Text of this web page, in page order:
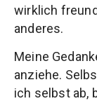
wirklich
anderes.
Meine
anziehe.
ich selbst ab,